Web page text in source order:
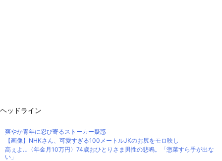
ヘッドライン
爽やか青年に忍び寄るストーカー疑惑
【画像】NHKさん、可愛すぎる100メートルJKのお尻をモロ映し
高ぇよ…〈年金月10万円〉74歳おひとりさま男性の悲鳴。「惣菜すら手が出な
い」